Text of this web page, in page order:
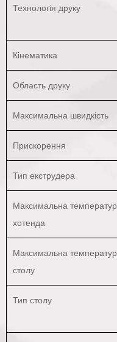
Технологія друку
Кінематика
Область друку
Максимальна швидкість
Прискорення
Тип екструдера
Максимальна
хотенда
Максимальна
столу
Тип столу